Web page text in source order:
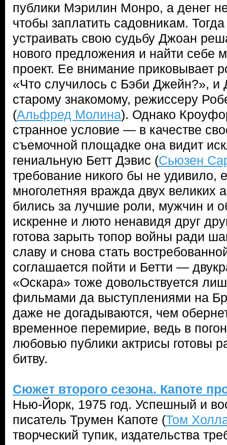
публики Мэрилин Монро, а денег
чтобы заплатить садовникам.
устраивать свою судьбу Джоан
нового предложения и найти себе
проект. Ее внимание приковывает
«Что случилось с Бэби Джейн?», и
старому знакомому, режиссеру
(Альфред Молина). Однако
странное условие — в качестве
съемочной площадке она видит
гениальную Бетт Дэвис (Сьюзен
требование никого бы не удивило,
многолетняя вражда двух великих
бились за лучшие роли, мужчин и
искренне и люто ненавидя друг
готова зарыть топор войны ради
славу и снова стать
соглашается пойти и Бетти —
«Оскара» тоже довольствуется
фильмами да выступлениями на
даже не догадываются, чем
временное перемирие, ведь в
любовью публики актрисы готовы
битву.
Сюжет второго сезона. Капоте
Нью-Йорк, 1975 год. Успешный и
писатель Трумен Капоте (Том
творческий тупик, издательства